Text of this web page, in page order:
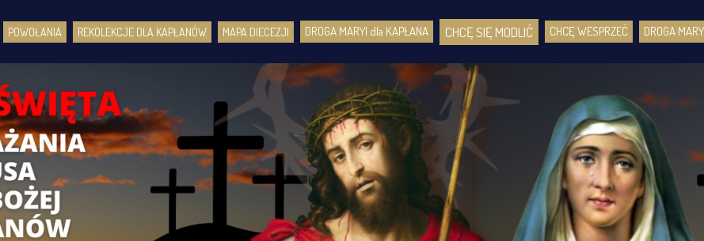
POWOŁANIA REKOLEKCJE DLA KAPŁANÓW MAPA DIECEZJI DROGA MARYI dla KAPŁANA CHCĘ SIĘ MODLIĆ CHCĘ WESPRZEĆ DROGA